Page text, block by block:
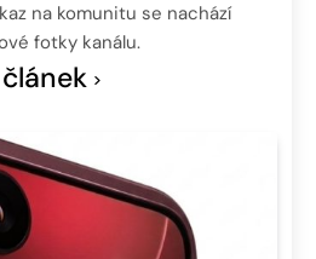
na komunitu se nachází
fotky kanálu.